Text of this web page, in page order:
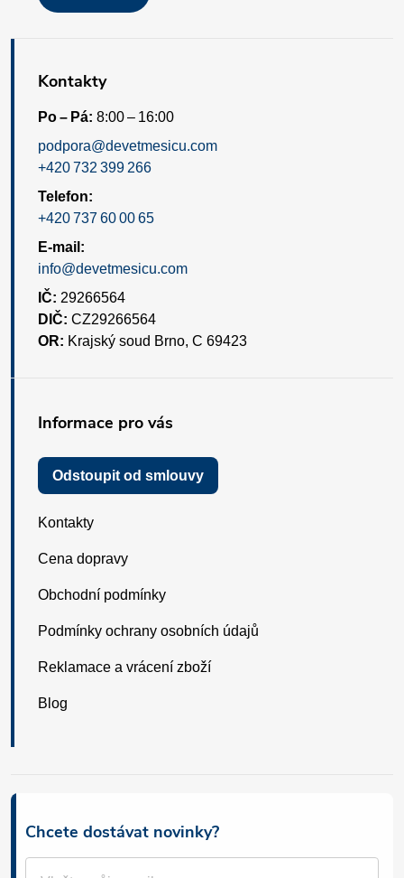
Kontakty
Po – Pá: 8:00 – 16:00
podpora@devetmesicu.com
+420 732 399 266
Telefon:
+420 737 60 00 65
E-mail:
info@devetmesicu.com
IČ: 29266564
DIČ: CZ29266564
OR: Krajský soud Brno, C 69423
Informace pro vás
Odstoupit od smlouvy
Kontakty
Cena dopravy
Obchodní podmínky
Podmínky ochrany osobních údajů
Reklamace a vrácení zboží
Blog
Chcete dostávat novinky?